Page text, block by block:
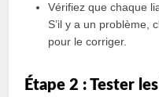
Vérifiez que chaque
S’il y a un problème,
pour le corriger.
Étape 2 : Tester